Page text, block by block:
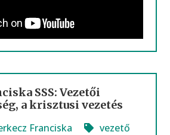
SSS: Vezetői
a krisztusi vezetés
Franciska vezető